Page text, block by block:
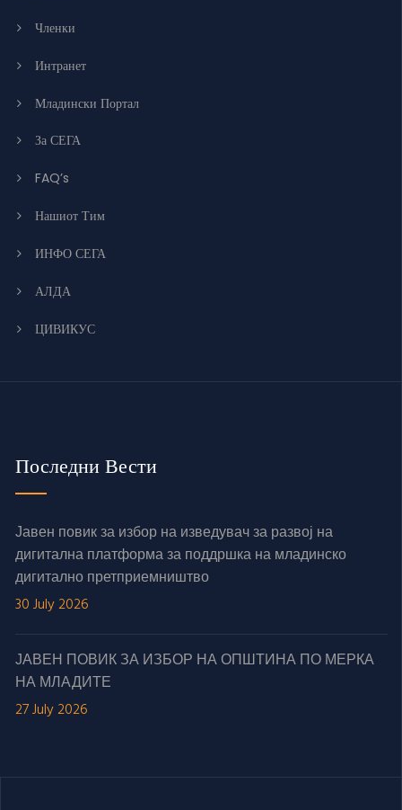
Членки
Интранет
Младински Портал
За СЕГА
FAQ’s
Нашиот Тим
ИНФО СЕГА
АЛДА
ЦИВИКУС
Последни Вести
Јавен повик за избор на изведувач за развој на
дигитална платформа за поддршка на младинско
дигитално претприемништво
30 July 2026
ЈАВЕН ПОВИК ЗА ИЗБОР НА ОПШТИНА ПО МЕРКА
НА МЛАДИТЕ
27 July 2026